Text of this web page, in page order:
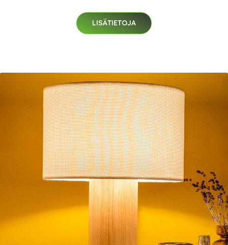
LISÄTIETOJA